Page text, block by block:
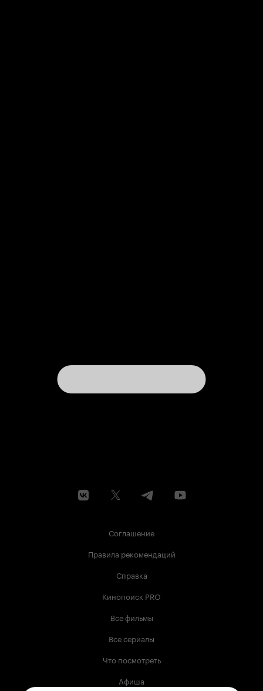
Соглашение
Правила рекомендаций
Справка
Кинопоиск PRO
Все фильмы
Все сериалы
Что посмотреть
Афиша